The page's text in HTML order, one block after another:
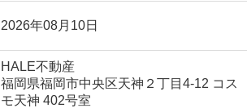
2026年08月10日
HALE不動産
福岡県福岡市中央区天神２丁目4-12 コス
モ天神 402号室